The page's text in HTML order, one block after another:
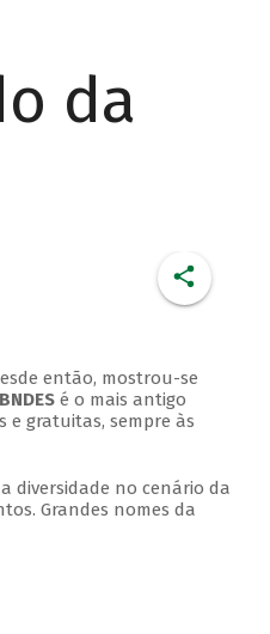
da
então, mostrou-se
é o mais antigo
e gratuitas, sempre às
diversidade no cenário da
Grandes nomes da